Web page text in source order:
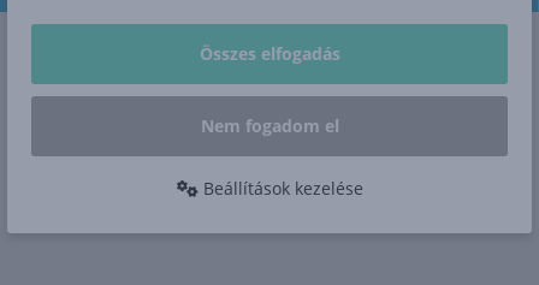
Összes elfogadás
Nem fogadom el
Beállítások kezelése